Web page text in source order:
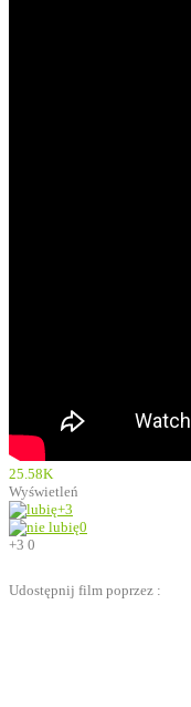
25.58K
Wyświetleń
+3
0
+3 0
Udostępnij film poprzez :